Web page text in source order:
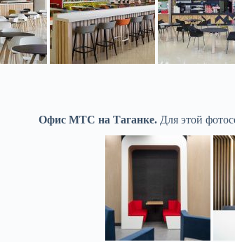
Офис МТС на Таганке. Для этой